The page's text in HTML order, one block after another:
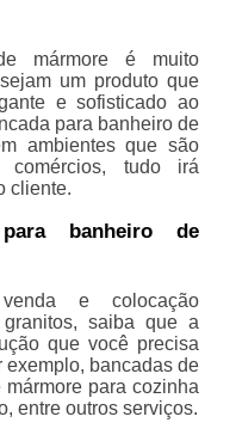
mármore é muito
um produto que
e sofisticado ao
para banheiro de
ambientes que são
comércios, tudo irá
cliente.
banheiro de
e colocação
saiba que a
que você precisa
exemplo, bancadas de
para cozinha
entre outros serviços.